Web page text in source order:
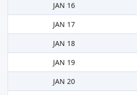
JAN 16
JAN 17
JAN 18
JAN 19
JAN 20